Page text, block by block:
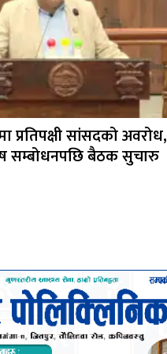
प्रतिपक्षी सांसदको अवरोध,
सम्बोधनपछि बैठक सुचारु